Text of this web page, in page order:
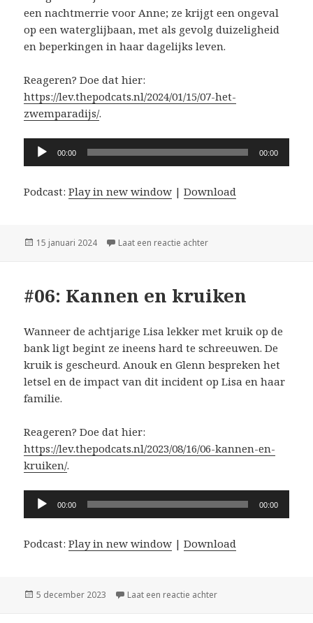
een nachtmerrie voor Anne; ze krijgt een ongeval
op een waterglijbaan, met als gevolg duizeligheid
en beperkingen in haar dagelijks leven.
Reageren? Doe dat hier:
https://lev.thepodcats.nl/2024/01/15/07-het-
zwemparadijs/.
Audiospeler
00:00 00:00
Podcast:Play in new window |Download
Geplaatst
15 januari 2024 Laat een reactie achterop #07: Het zwemparadijs
#06: Kannen en kruiken
Wanneer de achtjarige Lisa lekker met kruik op de
bank ligt begint ze ineens hard te schreeuwen. De
kruik is gescheurd. Anouk en Glenn bespreken het
letsel en de impact van dit incident op Lisa en haar
familie.
Reageren? Doe dat hier:
https://lev.thepodcats.nl/2023/08/16/06-kannen-en-
kruiken/.
Audiospeler
00:00 00:00
Podcast:Play in new window |Download
Geplaatst
5 december 2023 Laat een reactie achterop #06: Kannen en